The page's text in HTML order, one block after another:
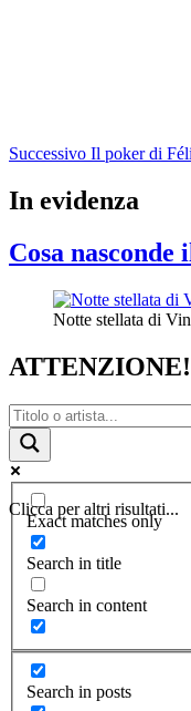
Successivo Il poker di
In evidenza
Cosa
Notte stellata di
ATTENZIONE!
Clicca per altri risultati...
Exact matches only
Search in title
Search in content
Search in posts